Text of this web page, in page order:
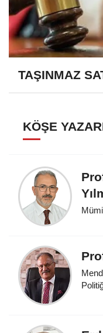
TAŞINMAZ
KÖŞE